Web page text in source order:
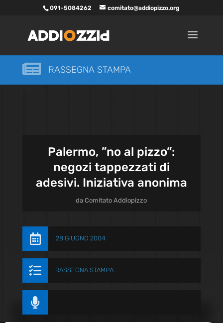
091-5084262 comitato@addiopizzo.org
 RASSEGNA STAMPA
Palermo, ”no al pizzo”:
negozi tappezzati di
adesivi. Iniziativa anonima
daComitato Addiopizzo
 28 GIUGNO 2004
 RASSEGNA STAMPA
